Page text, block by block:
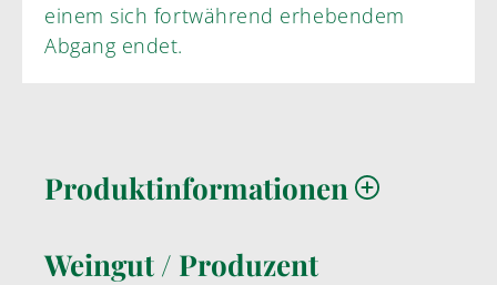
einem sich fortwährend erhebendem
Abgang endet.
Produktinformationen
Weingut / Produzent